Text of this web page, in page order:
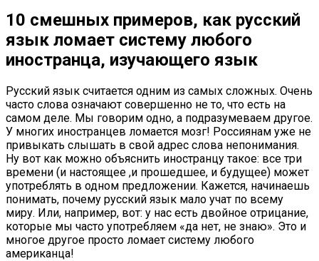
10 смешных примеров, как русский
язык ломает систему любого
иностранца, изучающего язык
Русский язык считается одним из самых сложных. Очень
часто слова означают совершенно не то, что есть на
самом деле. Мы говорим одно, а подразумеваем другое.
У многих иностранцев ломается мозг! Россиянам уже не
привыкать слышать в свой адрес слова непонимания.
Ну вот как можно объяснить иностранцу такое: все три
времени (и настоящее ,и прошедшее, и будущее) может
употреблять в одном предложении. Кажется, начинаешь
понимать, почему русский язык мало учат по всему
миру. Или, например, вот: у нас есть двойное отрицание,
которые мы часто употребляем «да нет, не знаю». Это и
многое другое просто ломает систему любого
американца!